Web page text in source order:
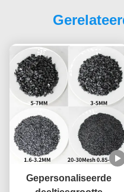
Gepersonaliseerde